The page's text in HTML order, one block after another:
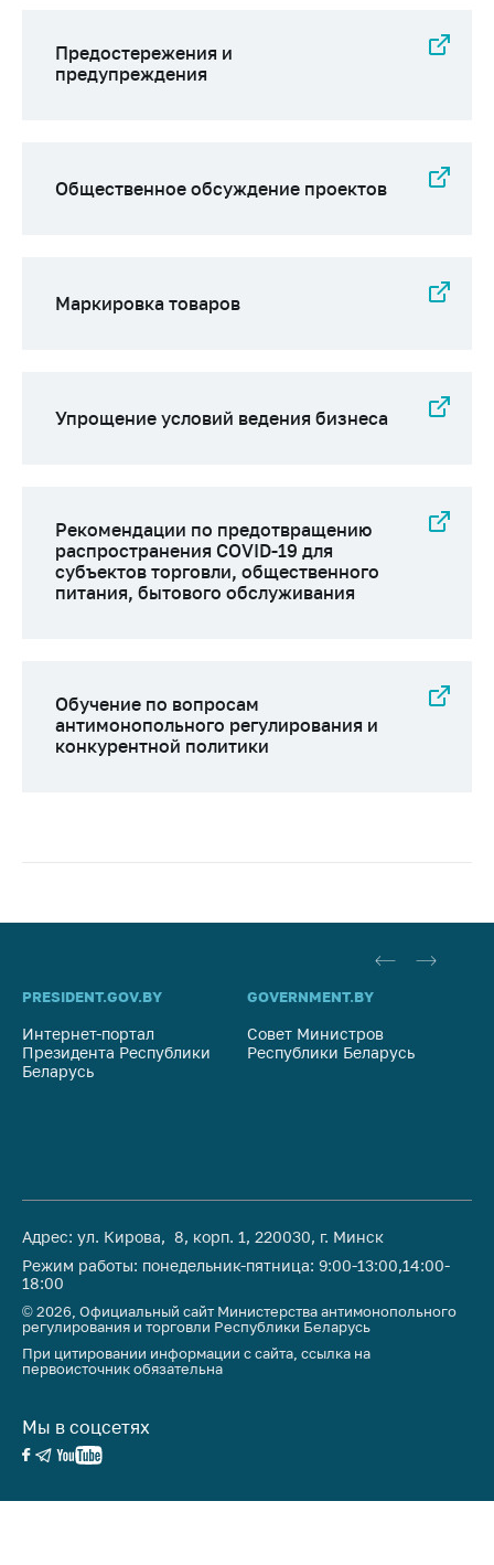
Предостережения и
предупреждения
Общественное обсуждение проектов
Маркировка товаров
Упрощение условий ведения бизнеса
Рекомендации по предотвращению
распространения COVID-19 для
субъектов торговли, общественного
питания, бытового обслуживания
Обучение по вопросам
антимонопольного регулирования и
конкурентной политики
PRESIDENT.GOV.BY
Интернет-портал
Президента Республики
Беларусь
GOVERNMENT.BY
Совет Министров
Республики Беларусь
Адрес: ул. Кирова, 8, корп. 1, 220030, г. Минск
Режим работы: понедельник-пятница: 9:00-13:00,14:00-
18:00
© 2026, Официальный сайт Министерства антимонопольного
регулирования и торговли Республики Беларусь
При цитировании информации с сайта, ссылка на
первоисточник обязательна
Мы в соцсетях